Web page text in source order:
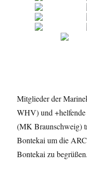
Mitglieder der
WHV) und
(MK Braunschweig)
Bontekai um die
Bontekai zu begrüßen.